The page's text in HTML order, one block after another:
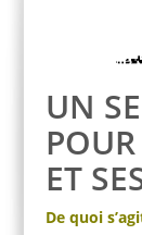
UN
ET
De quoi